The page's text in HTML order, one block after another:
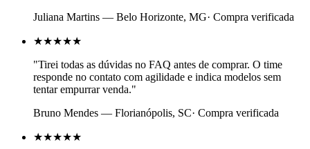
Juliana Martins — Belo Horizonte, MG· Compra verificada
★★★★★
"Tirei todas as dúvidas no FAQ antes de comprar. O time
responde no contato com agilidade e indica modelos sem
tentar empurrar venda."
Bruno Mendes — Florianópolis, SC· Compra verificada
★★★★★